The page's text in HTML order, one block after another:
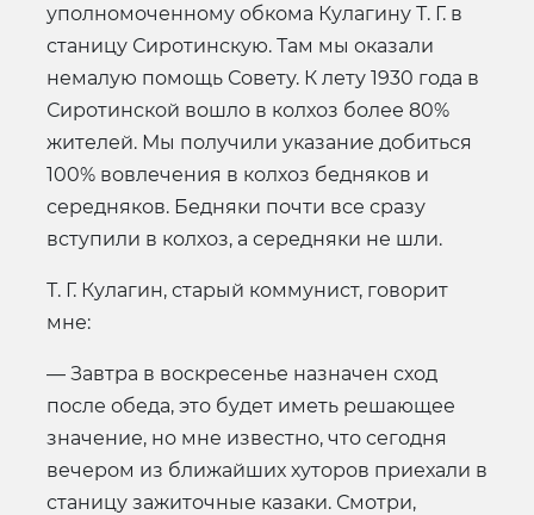
уполномоченному обкома Кулагину Т. Г. в
станицу Сиротинскую. Там мы оказали
немалую помощь Совету. К лету 1930 года в
Сиротинской вошло в колхоз более 80%
жителей. Мы получили указание добиться
100% вовлечения в колхоз бедняков и
середняков. Бедняки почти все сразу
вступили в колхоз, а середняки не шли.
Т. Г. Кулагин, старый коммунист, говорит
мне:
— Завтра в воскресенье назначен сход
после обеда, это будет иметь решающее
значение, но мне известно, что сегодня
вечером из ближайших хуторов приехали в
станицу зажиточные казаки. Смотри,